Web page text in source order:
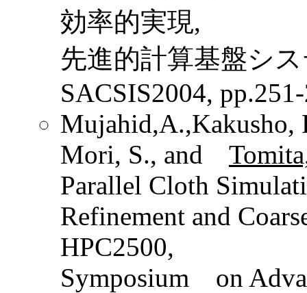
効率的実現,
先進的計算基盤シ
SACSIS2004,
Mujahid,A.,Kakusho,
Mori, S., and
Parallel Cloth
Refinement and
HPC2500,
Symposium on